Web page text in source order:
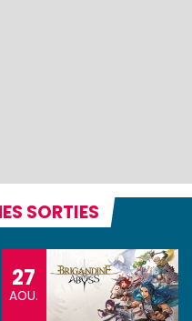
SORTIES
27
AOU.